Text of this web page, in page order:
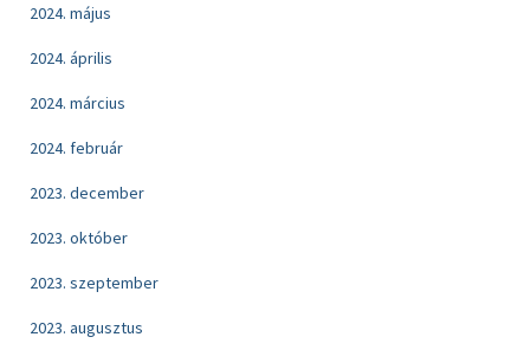
2024. május
2024. április
2024. március
2024. február
2023. december
2023. október
2023. szeptember
2023. augusztus